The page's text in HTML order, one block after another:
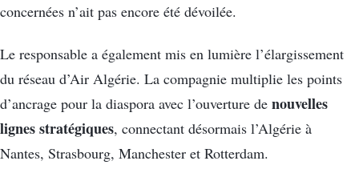
concernées n’ait pas encore été dévoilée.
Le responsable a également mis en lumière l’élargissement
du réseau d’Air Algérie. La compagnie multiplie les points
d’ancrage pour la diaspora avec l’ouverture de nouvelles
lignes stratégiques, connectant désormais l’Algérie à
Nantes, Strasbourg, Manchester et Rotterdam.